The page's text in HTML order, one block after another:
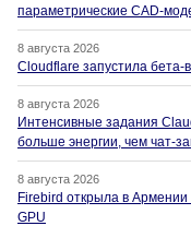
параметрические CAD-
8 августа 2026
Cloudflare запустила
8 августа 2026
Интенсивные задания
больше энергии, чем чат-
8 августа 2026
Firebird открыла в
GPU